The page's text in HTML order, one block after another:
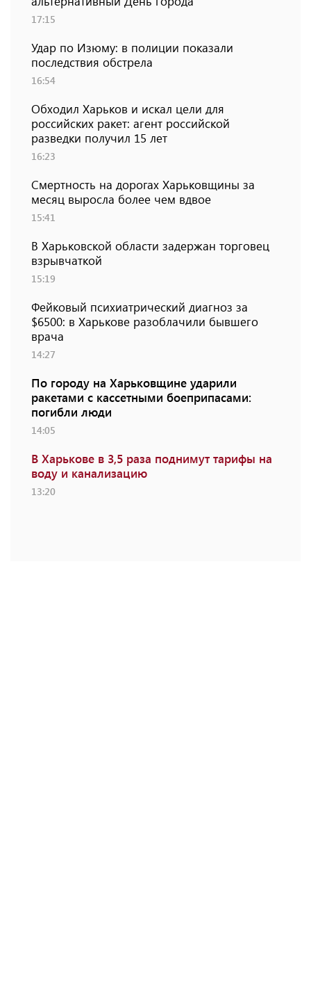
17:15
Удар по Изюму: в полиции показали
последствия обстрела
16:54
Обходил Харьков и искал цели для
российских ракет: агент российской
разведки получил 15 лет
16:23
Смертность на дорогах Харьковщины за
месяц выросла более чем вдвое
15:41
В Харьковской области задержан торговец
взрывчаткой
15:19
Фейковый психиатрический диагноз за
$6500: в Харькове разоблачили бывшего
врача
14:27
По городу на Харьковщине ударили
ракетами с кассетными боеприпасами:
погибли люди
14:05
В Харькове в 3,5 раза поднимут тарифы на
воду и канализацию
13:20